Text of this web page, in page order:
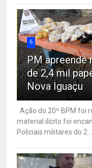
6
PM apreende
de 2,4 mil
Nova Iguaçu
Ação do 20º BPM foi
material ilícito foi
Policiais militares do 2...